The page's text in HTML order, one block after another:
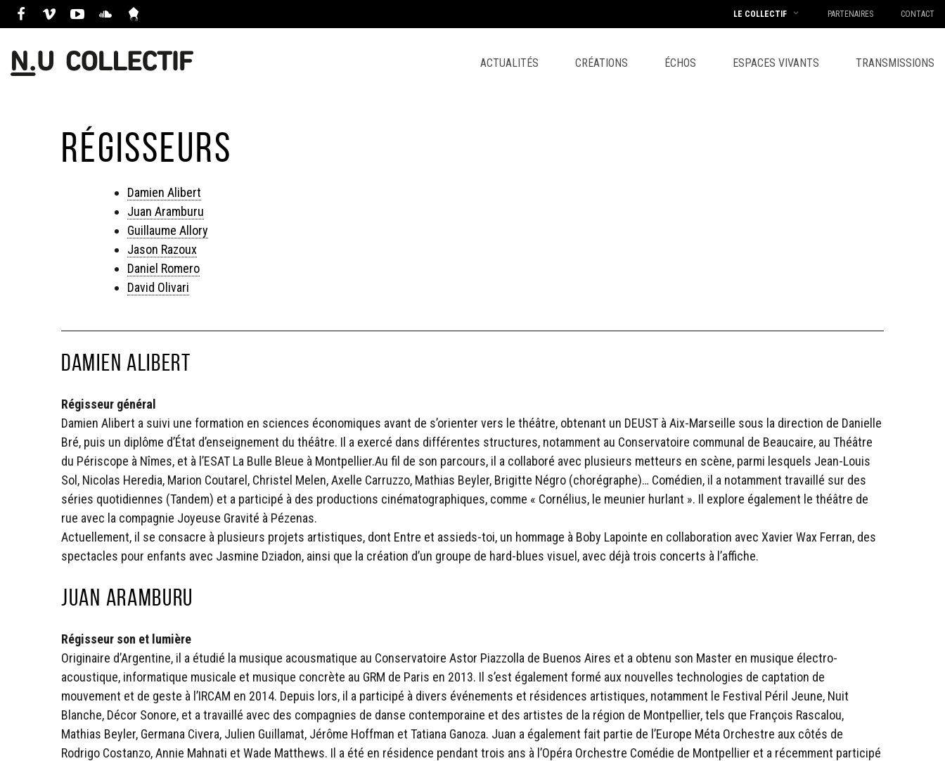
LE COLLECTIF PARTENAIRES CONTACT
ACTUALITÉS CRÉATIONS ÉCHOS ESPACES VIVANTS TRANSMISSIONS
Régisseurs
Damien Alibert
Juan Aramburu
Guillaume Allory
Jason Razoux
Daniel Romero
David Olivari
Damien Alibert
Régisseur général
Damien Alibert a suivi une formation en sciences économiques avant de s’orienter vers le théâtre, obtenant un DEUST à Aix-Marseille sous la direction de Danielle
Bré, puis un diplôme d’État d’enseignement du théâtre. Il a exercé dans différentes structures, notamment au Conservatoire communal de Beaucaire, au Théâtre
du Périscope à Nîmes, et à l’ESAT La Bulle Bleue à Montpellier.Au fil de son parcours, il a collaboré avec plusieurs metteurs en scène, parmi lesquels Jean-Louis
Sol, Nicolas Heredia, Marion Coutarel, Christel Melen, Axelle Carruzzo, Mathias Beyler, Brigitte Négro (chorégraphe)… Comédien, il a notamment travaillé sur des
séries quotidiennes (Tandem) et a participé à des productions cinématographiques, comme « Cornélius, le meunier hurlant ». Il explore également le théâtre de
rue avec la compagnie Joyeuse Gravité à Pézenas.
Actuellement, il se consacre à plusieurs projets artistiques, dont Entre et assieds-toi, un hommage à Boby Lapointe en collaboration avec Xavier Wax Ferran, des
spectacles pour enfants avec Jasmine Dziadon, ainsi que la création d’un groupe de hard-blues visuel, avec déjà trois concerts à l’affiche.
Juan Aramburu
Régisseur son et lumière
Originaire d’Argentine, il a étudié la musique acousmatique au Conservatoire Astor Piazzolla de Buenos Aires et a obtenu son Master en musique électro-
acoustique, informatique musicale et musique concrète au GRM de Paris en 2013. Il s’est également formé aux nouvelles technologies de captation de
mouvement et de geste à l’IRCAM en 2014. Depuis lors, il a participé à divers événements et résidences artistiques, notamment le Festival Péril Jeune, Nuit
Blanche, Décor Sonore, et a travaillé avec des compagnies de danse contemporaine et des artistes de la région de Montpellier, tels que François Rascalou,
Mathias Beyler, Germana Civera, Julien Guillamat, Jérôme Hoffman et Tatiana Ganoza. Juan a également fait partie de l’Europe Méta Orchestre aux côtés de
Rodrigo Costanzo, Annie Mahnati et Wade Matthews. Il a été en résidence pendant trois ans à l’Opéra Orchestre Comédie de Montpellier et a récemment participé